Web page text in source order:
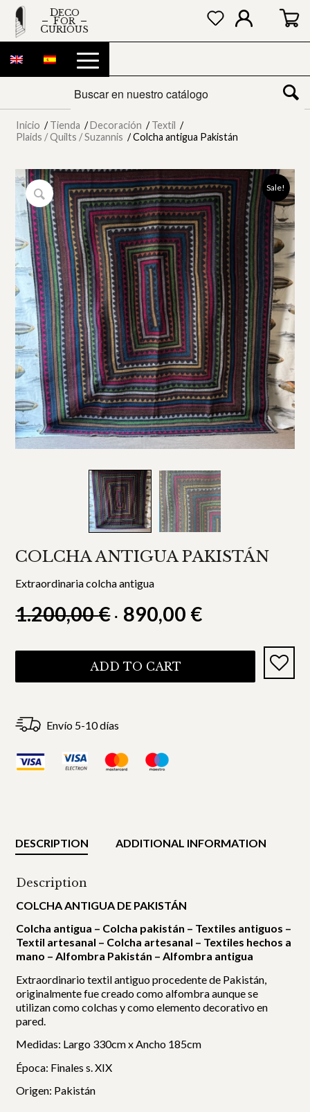
DECO
FOR
CURIOUS
Inicio / Tienda / Decoración / Textil /
Plaids / Quilts / Suzannis / Colcha antigua Pakistán
Sale!
COLCHA ANTIGUA PAKISTÁN
Extraordinaria colcha antigua
1.200,00€ 890,00 €
ADD TO CART
Envío 5-10 días
DESCRIPTION ADDITIONAL INFORMATION
Description
COLCHA ANTIGUA DE PAKISTÁN
Colcha antigua – Colcha pakistán – Textiles antiguos –
Textil artesanal – Colcha artesanal – Textiles hechos a
mano – Alfombra Pakistán – Alfombra antigua
Extraordinario textil antiguo procedente de Pakistán,
originalmente fue creado como alfombra aunque se
utilizan como colchas y como elemento decorativo en
pared.
Medidas: Largo 330cm x Ancho 185cm
Época: Finales s. XIX
Origen: Pakistán